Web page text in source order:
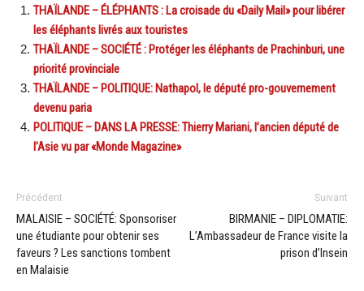
THAÏLANDE – ÉLÉPHANTS : La croisade du «Daily Mail» pour libérer
les éléphants livrés aux touristes
THAÏLANDE – SOCIÉTÉ : Protéger les éléphants de Prachinburi, une
priorité provinciale
THAÏLANDE – POLITIQUE: Nathapol, le député pro-gouvernement
devenu paria
POLITIQUE – DANS LA PRESSE: Thierry Mariani, l’ancien député de
l’Asie vu par «Monde Magazine»
Précédent
MALAISIE – SOCIÉTÉ: Sponsoriser
une étudiante pour obtenir ses
faveurs ? Les sanctions tombent
en Malaisie
Suivant
BIRMANIE – DIPLOMATIE:
L’Ambassadeur de France visite la
prison d’Insein